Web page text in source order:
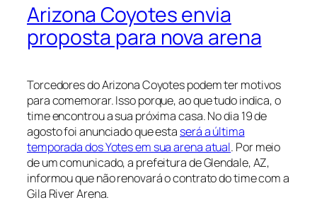
Arizona Coyotes envia
proposta para nova arena
Torcedores do Arizona Coyotes podem ter motivos
para comemorar. Isso porque, ao que tudo indica, o
time encontrou a sua próxima casa. No dia 19 de
agosto foi anunciado que esta será a última
temporada dos Yotes em sua arena atual. Por meio
de um comunicado, a prefeitura de Glendale, AZ,
informou que não renovará o contrato do time com a
Gila River Arena.